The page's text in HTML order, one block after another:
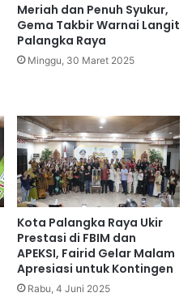
Meriah dan Penuh Syukur,
Gema Takbir Warnai Langit
Palangka Raya
Minggu, 30 Maret 2025
Kota Palangka Raya Ukir
Prestasi di FBIM dan
APEKSI, Fairid Gelar Malam
Apresiasi untuk Kontingen
Rabu, 4 Juni 2025